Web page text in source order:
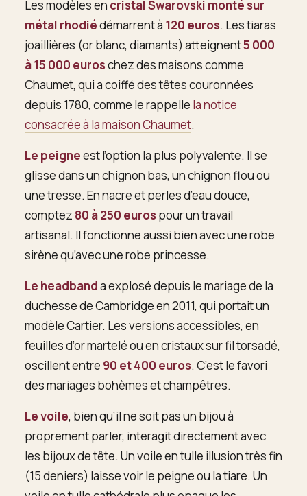
Les modèles en cristal Swarovski monté sur
métal rhodiédémarrent à 120 euros. Les tiaras
joaillières (or blanc, diamants) atteignent5 000
à 15 000 euroschez des maisons comme
Chaumet, qui a coiffé des têtes couronnées
depuis 1780, comme le rappelle la notice
consacrée à la maison Chaumet.
Le peigneest l’option la plus polyvalente. Il se
glisse dans un chignon bas, un chignon flou ou
une tresse. En nacre et perles d’eau douce,
comptez 80 à 250 euros pour un travail
artisanal. Il fonctionne aussi bien avec une robe
sirène qu’avec une robe princesse.
Le headbanda explosé depuis le mariage de la
duchesse de Cambridge en 2011, qui portait un
modèle Cartier. Les versions accessibles, en
feuilles d’or martelé ou en cristaux sur fil torsadé,
oscillent entre 90 et 400 euros. C’est le favori
des mariages bohèmes et champêtres.
Le voile, bien qu’il ne soit pas un bijou à
proprement parler, interagit directement avec
les bijoux de tête. Un voile en tulle illusion très fin
(15 deniers) laisse voir le peigne ou la tiare. Un